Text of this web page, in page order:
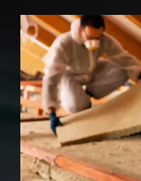
Isolation de